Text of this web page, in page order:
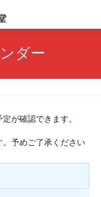
ダー
が確認できます。
予めご了承ください